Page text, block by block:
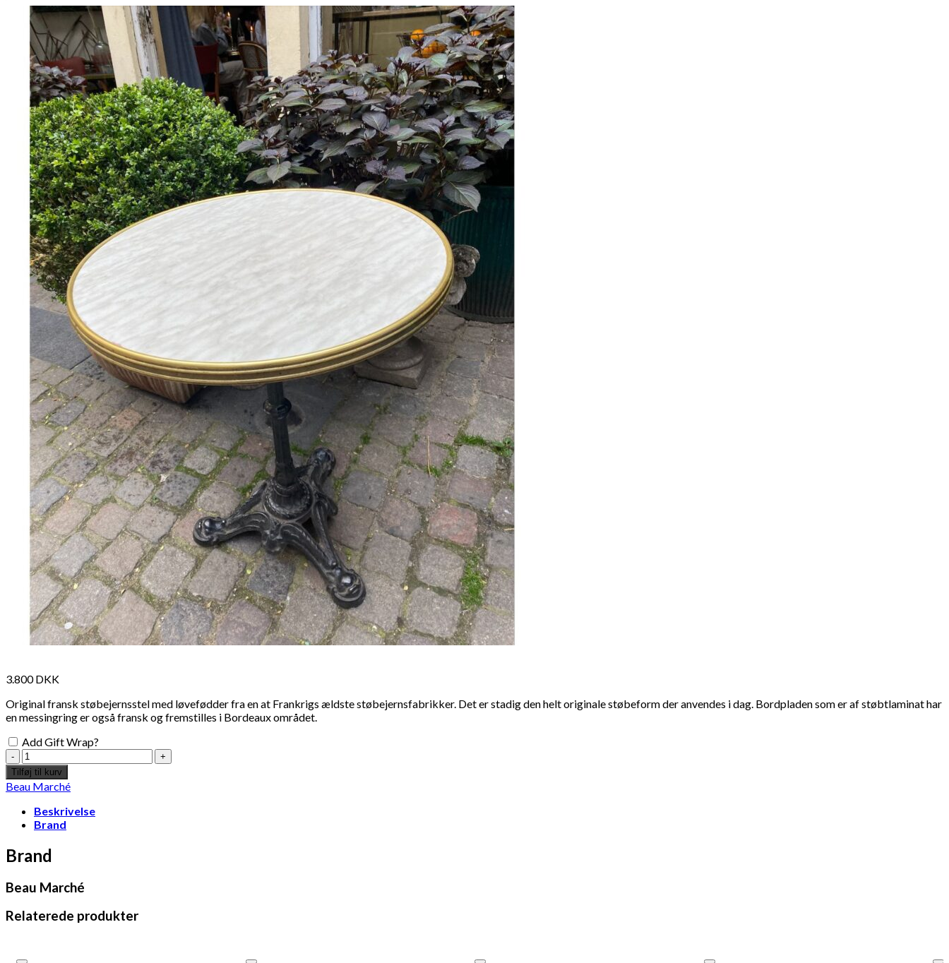
Måske kunne nogle af disse produkter have din interesse?
Add to Wishlist
Grønglaseret kinesisk keramikfigur fra Ming-dynastiet No. 5
DKK Tilføj til kurv
Se kurv Kasse
3.800DKK
Original fransk støbejernsstel med løvefødder fra en at Frankrigs ældste støbejernsfabrikker. Det er stadig den helt originale støbeform der anvendes i dag. Bordpladen som er af støbtlaminat har
en messingring er også fransk og fremstilles i Bordeaux området.
Add Gift Wrap?
Fransk
Café
Bord
-
ø60cm
antal
Tilføj til kurv
Beau Marché
Beskrivelse
Brand
Brand
Beau Marché
Relaterede produkter